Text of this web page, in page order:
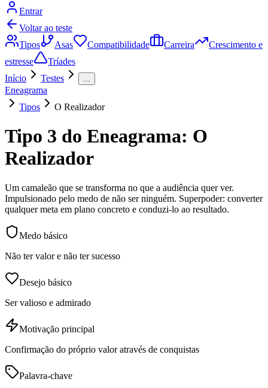
Entrar
Voltar ao teste
Tipos
Asas Compatibilidade Carreira
Crescimento e
estresse
Tríades
Início
Testes ...
Eneagrama
Tipos
O Realizador
Tipo 3 do Eneagrama: O
Realizador
Um camaleão que se transforma no que a audiência quer ver.
Impulsionado pelo medo de não ser ninguém. Superpoder: converter
qualquer meta em plano concreto e conduzi-lo ao resultado.
Medo básico
Não ter valor e não ter sucesso
Desejo básico
Ser valioso e admirado
Motivação principal
Confirmação do próprio valor através de conquistas
Palavra-chave